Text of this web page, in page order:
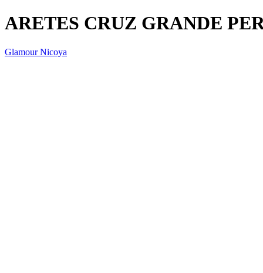
ARETES CRUZ GRANDE
Glamour Nicoya